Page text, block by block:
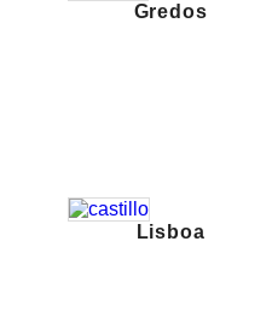
Gredos
Lisboa